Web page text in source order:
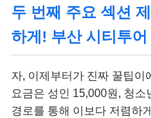
두 번째 주요 섹션
하게! 부산 시티투어
자, 이제부터가 진짜 꿀팁이
요금은 성인 15,000원, 청
경로를 통해 이보다 저렴하